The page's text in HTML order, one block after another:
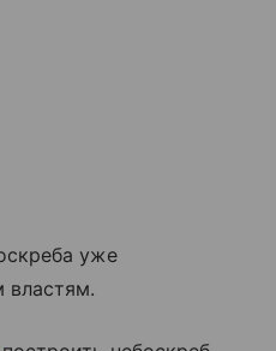
уже
властям.